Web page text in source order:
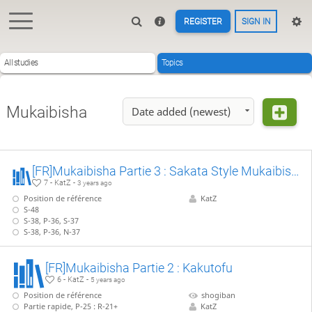
REGISTER SIGN IN
All studies Topics
Mukaibisha Date added (newest)
[FR]Mukaibisha Partie 3 : Sakata Style Mukaibisha Chapitre 1, G-52 attaque rapide
7 - KatZ -3 years ago
Position de référence
S-48
S-38, P-36, S-37
S-38, P-36, N-37
KatZ
[FR]Mukaibisha Partie 2 : Kakutofu
6 - KatZ - 5 years ago
Position de référence
Partie rapide, P-25 : R-21+
shogiban
KatZ